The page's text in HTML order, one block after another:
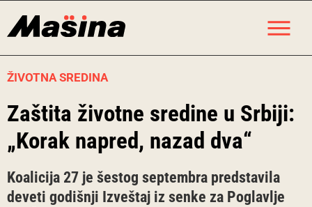
ŽIVOTNA SREDINA
Zaštita životne sredine u Srbiji:
„Korak napred, nazad dva“
Koalicija 27 je šestog septembra predstavila
deveti godišnji Izveštaj iz senke za Poglavlje